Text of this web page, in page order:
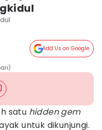
Add Us on Google
satu hidden gem
untuk dikunjungi.